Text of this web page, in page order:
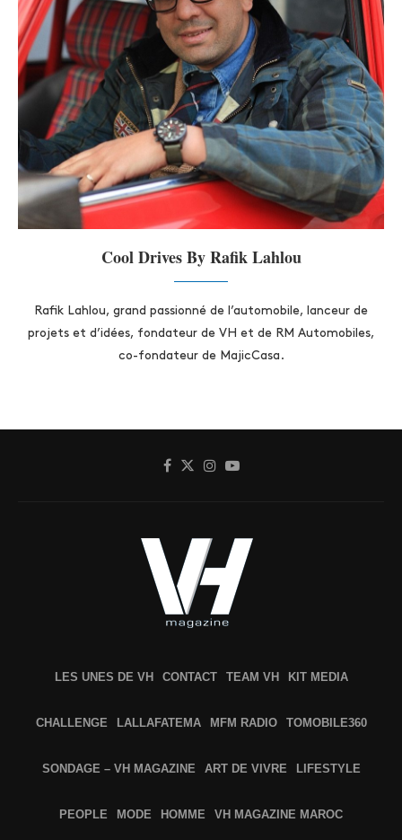
Cool Drives By Rafik Lahlou
Rafik Lahlou, grand passionné de l’automobile, lanceur de
projets et d’idées, fondateur de VH et de RM Automobiles,
co-fondateur de MajicCasa.
LES UNES DE VH CONTACT TEAM VH KIT MEDIA
CHALLENGE LALLAFATEMA MFM RADIO TOMOBILE360
SONDAGE – VH MAGAZINE ART DE VIVRE LIFESTYLE
PEOPLE MODE HOMME VH MAGAZINE MAROC